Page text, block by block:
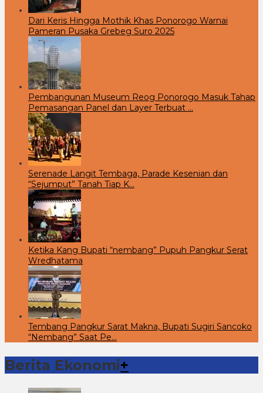
Dari Keris Hingga Mothik Khas Ponorogo Warnai
Pameran Pusaka Grebeg Suro 2025
Pembangunan Museum Reog Ponorogo Masuk Tahap
Pemasangan Panel dan Layer Terbuat …
Serenade Langit Tembaga, Parade Kesenian dan
“Sejumput” Tanah Tiap K…
Ketika Kang Bupati “nembang” Pupuh Pangkur Serat
Wredhatama
Tembang Pangkur Sarat Makna, Bupati Sugiri Sancoko
“Nembang” Saat Pe…
Berita Ekonomi+